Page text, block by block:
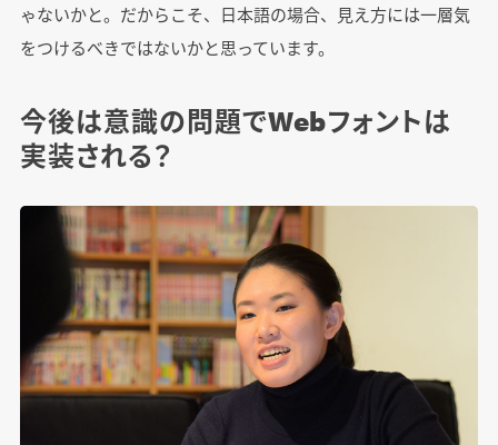
ゃないかと。だからこそ、日本語の場合、見え方には一層気
をつけるべきではないかと思っています。
今後は意識の問題でWebフォントは
実装される？